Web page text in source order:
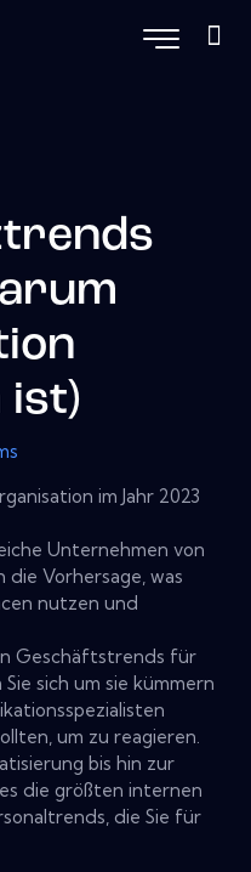
ist)
im Jahr 2023
Unternehmen von
Vorhersage, was
nutzen und
Geschäftstrends für
sich um sie kümmern
um zu reagieren.
bis hin zur
die größten internen
die Sie für